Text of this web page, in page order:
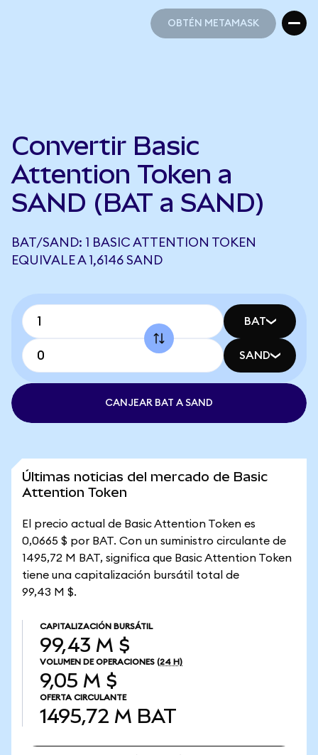
OBTÉN METAMASK
Convertir Basic
Attention Token a
SAND (BAT a SAND)
BAT/SAND: 1 BASIC ATTENTION TOKEN
EQUIVALE A 1,6146 SAND
BAT
SAND
CANJEAR BAT A SAND
Últimas noticias del mercado de Basic
Attention Token
El precio actual de Basic Attention Token es
0,0665 $ por BAT. Con un suministro circulante de
1495,72 M BAT, significa que Basic Attention Token
tiene una capitalización bursátil total de
99,43 M $.
CAPITALIZACIÓN BURSÁTIL
99,43 M $
VOLUMEN DE OPERACIONES (24 H)
9,05 M $
OFERTA CIRCULANTE
1495,72 M BAT